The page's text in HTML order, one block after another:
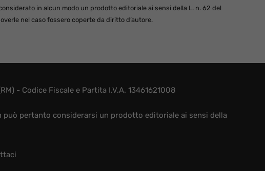
in alcun modo un prodotto editoriale ai sensi della L. n. 62 del
nel caso fossero coperte da diritto d’autore.
- Codice Fiscale e Partita I.V.A. 13461621008
pertanto considerarsi un prodotto editoriale ai sensi della